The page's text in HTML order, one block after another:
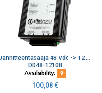
Jännitteentasaaja 48 Vdc -> 12 Vdc out 108 W (9A)
DD48-12108
Availability:
100,08€